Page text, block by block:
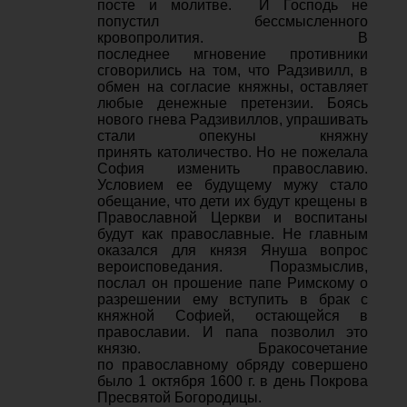
посте и молитве. И Господь не
попустил бессмысленного
кровопролития. В
последнее мгновение противники
сговорились на том, что Радзивилл, в
обмен на согласие княжны, оставляет
любые денежные претензии. Боясь
нового гнева Радзивиллов, упрашивать
стали опекуны княжну
принять католичество. Но не пожелала
София изменить православию.
Условием ее будущему мужу стало
обещание, что дети их будут крещены в
Православной Церкви и воспитаны
будут как православные. Не главным
оказался для князя Януша вопрос
вероисповедания. Поразмыслив,
послал он прошение папе Римскому о
разрешении ему вступить в брак с
княжной Софией, остающейся в
православии. И папа позволил это
князю. Бракосочетание
по православному обряду совершено
было 1 октября 1600 г. в день Покрова
Пресвятой Богородицы.